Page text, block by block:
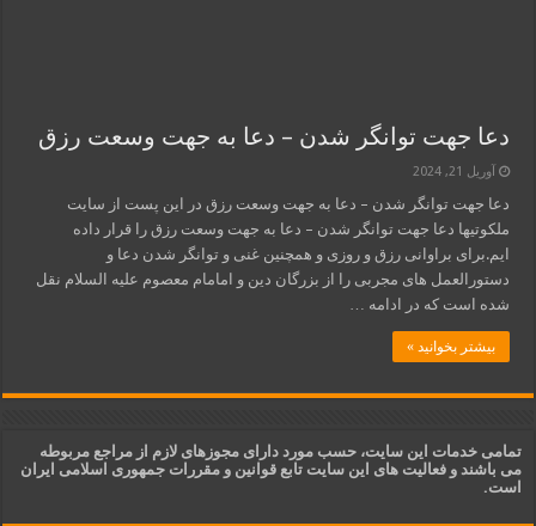
دعا جهت توانگر شدن – دعا به جهت وسعت رزق
آوریل 21, 2024
دعا جهت توانگر شدن – دعا به جهت وسعت رزق در این پست از سایت
ملکوتیها دعا جهت توانگر شدن – دعا به جهت وسعت رزق را قرار داده
ایم.برای براوانی رزق و روزی و همچنین غنی و توانگر شدن دعا و
دستورالعمل های مجربی را از بزرگان دین و امامام معصوم علیه السلام نقل
شده است که در ادامه …
بیشتر بخوانید »
تمامی خدمات این سایت، حسب مورد دارای مجوزهای لازم از مراجع مربوطه
می باشند و فعالیت های این سایت تابع قوانین و مقررات جمهوری اسلامی ایران
است.